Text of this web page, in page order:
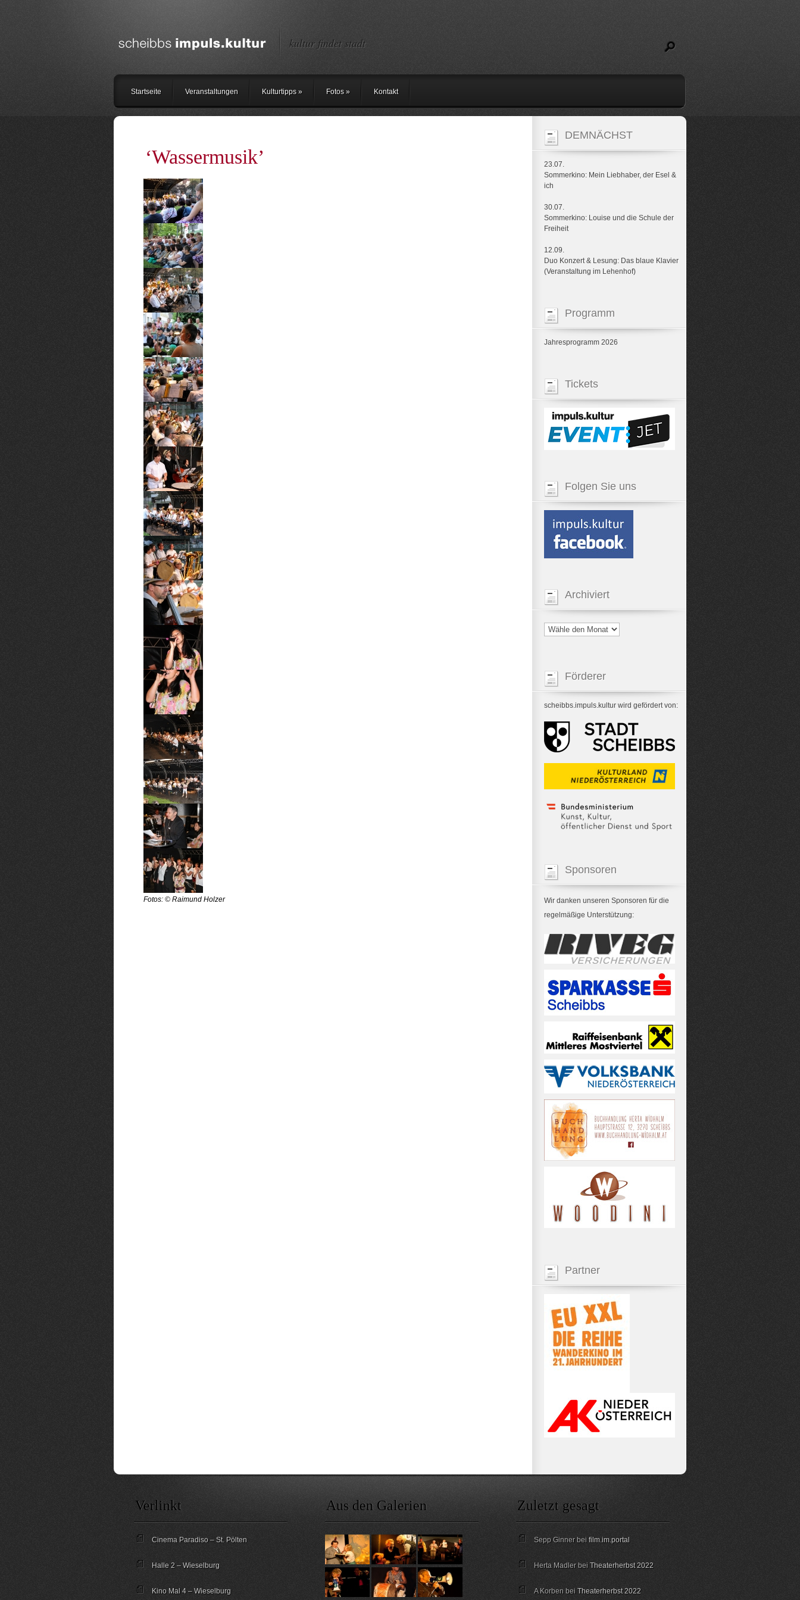
kultur findet stadt
Startseite Veranstaltungen Kulturtipps» Fotos» Kontakt
‘Wassermusik’
Fotos: © Raimund Holzer
DEMNÄCHST
23.07.
Sommerkino: Mein Liebhaber, der Esel &
ich
30.07.
Sommerkino: Louise und die Schule der
Freiheit
12.09.
Duo Konzert & Lesung: Das blaue Klavier
(Veranstaltung im Lehenhof)
Programm
Jahresprogramm 2026
Tickets
Folgen Sie uns
Archiviert
Förderer
scheibbs.impuls.kultur wird gefördert von:
Sponsoren
Wir danken unseren Sponsoren für die
regelmäßige Unterstützung:
Partner
Verlinkt
Cinema Paradiso – St. Pölten
Halle 2 – Wieselburg
Kino Mal 4 – Wieselburg
Aus den Galerien Zuletzt gesagt
Sepp Ginner bei film.im.portal
Herta Madler bei Theaterherbst 2022
A Korben bei Theaterherbst 2022